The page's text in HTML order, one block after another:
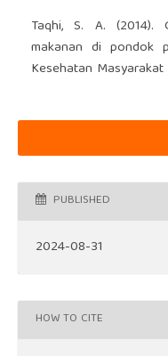
Taqhi, S. A. (2014).
makanan di pondok
Kesehatan Masyarakat
PUBLISHED
2024-08-31
HOW TO CITE